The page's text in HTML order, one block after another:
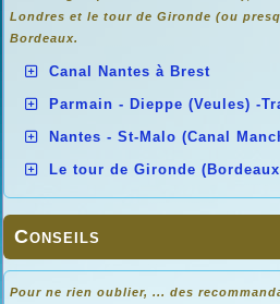
Londres et le tour de Gironde (ou
Bordeaux.
Canal Nantes à Brest
Parmain - Dieppe (Veules) -
Nantes - St-Malo (Canal
Le tour de Gironde
Conseils
Pour ne rien oublier, ... des